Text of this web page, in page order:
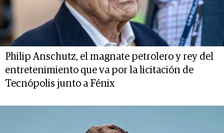
Philip Anschutz, el magnate petrolero y rey del
entretenimiento que va por la licitación de
Tecnópolis junto a Fénix